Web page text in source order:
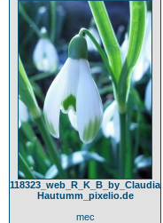
118323_web_R_K_B_by_Claudia
Hautumm_pixelio.de
mec